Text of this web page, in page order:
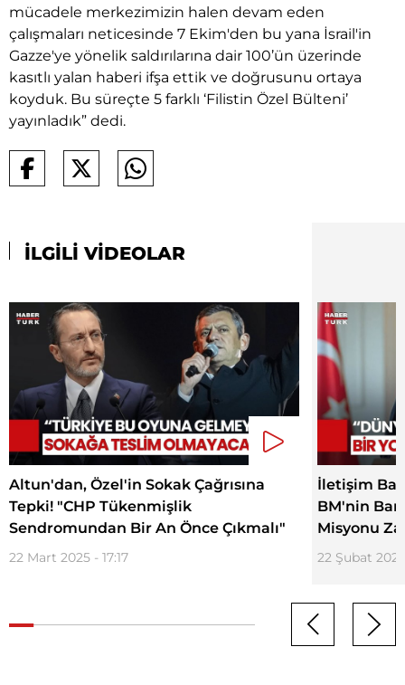
mücadele merkezimizin halen devam eden
çalışmaları neticesinde 7 Ekim'den bu yana İsrail'in
Gazze'ye yönelik saldırılarına dair 100’ün üzerinde
kasıtlı yalan haberi ifşa ettik ve doğrusunu ortaya
koyduk. Bu süreçte 5 farklı ‘Filistin Özel Bülteni’
yayınladık” dedi.
İLGİLİ VİDEOLAR
Altun'dan, Özel'in Sokak Çağrısına
Tepki! "CHP Tükenmişlik
Sendromundan Bir An Önce Çıkmalı"
22 Mart 2025 - 17:17
İletişim
BM'nin
Misyonu
22 Şubat 2025